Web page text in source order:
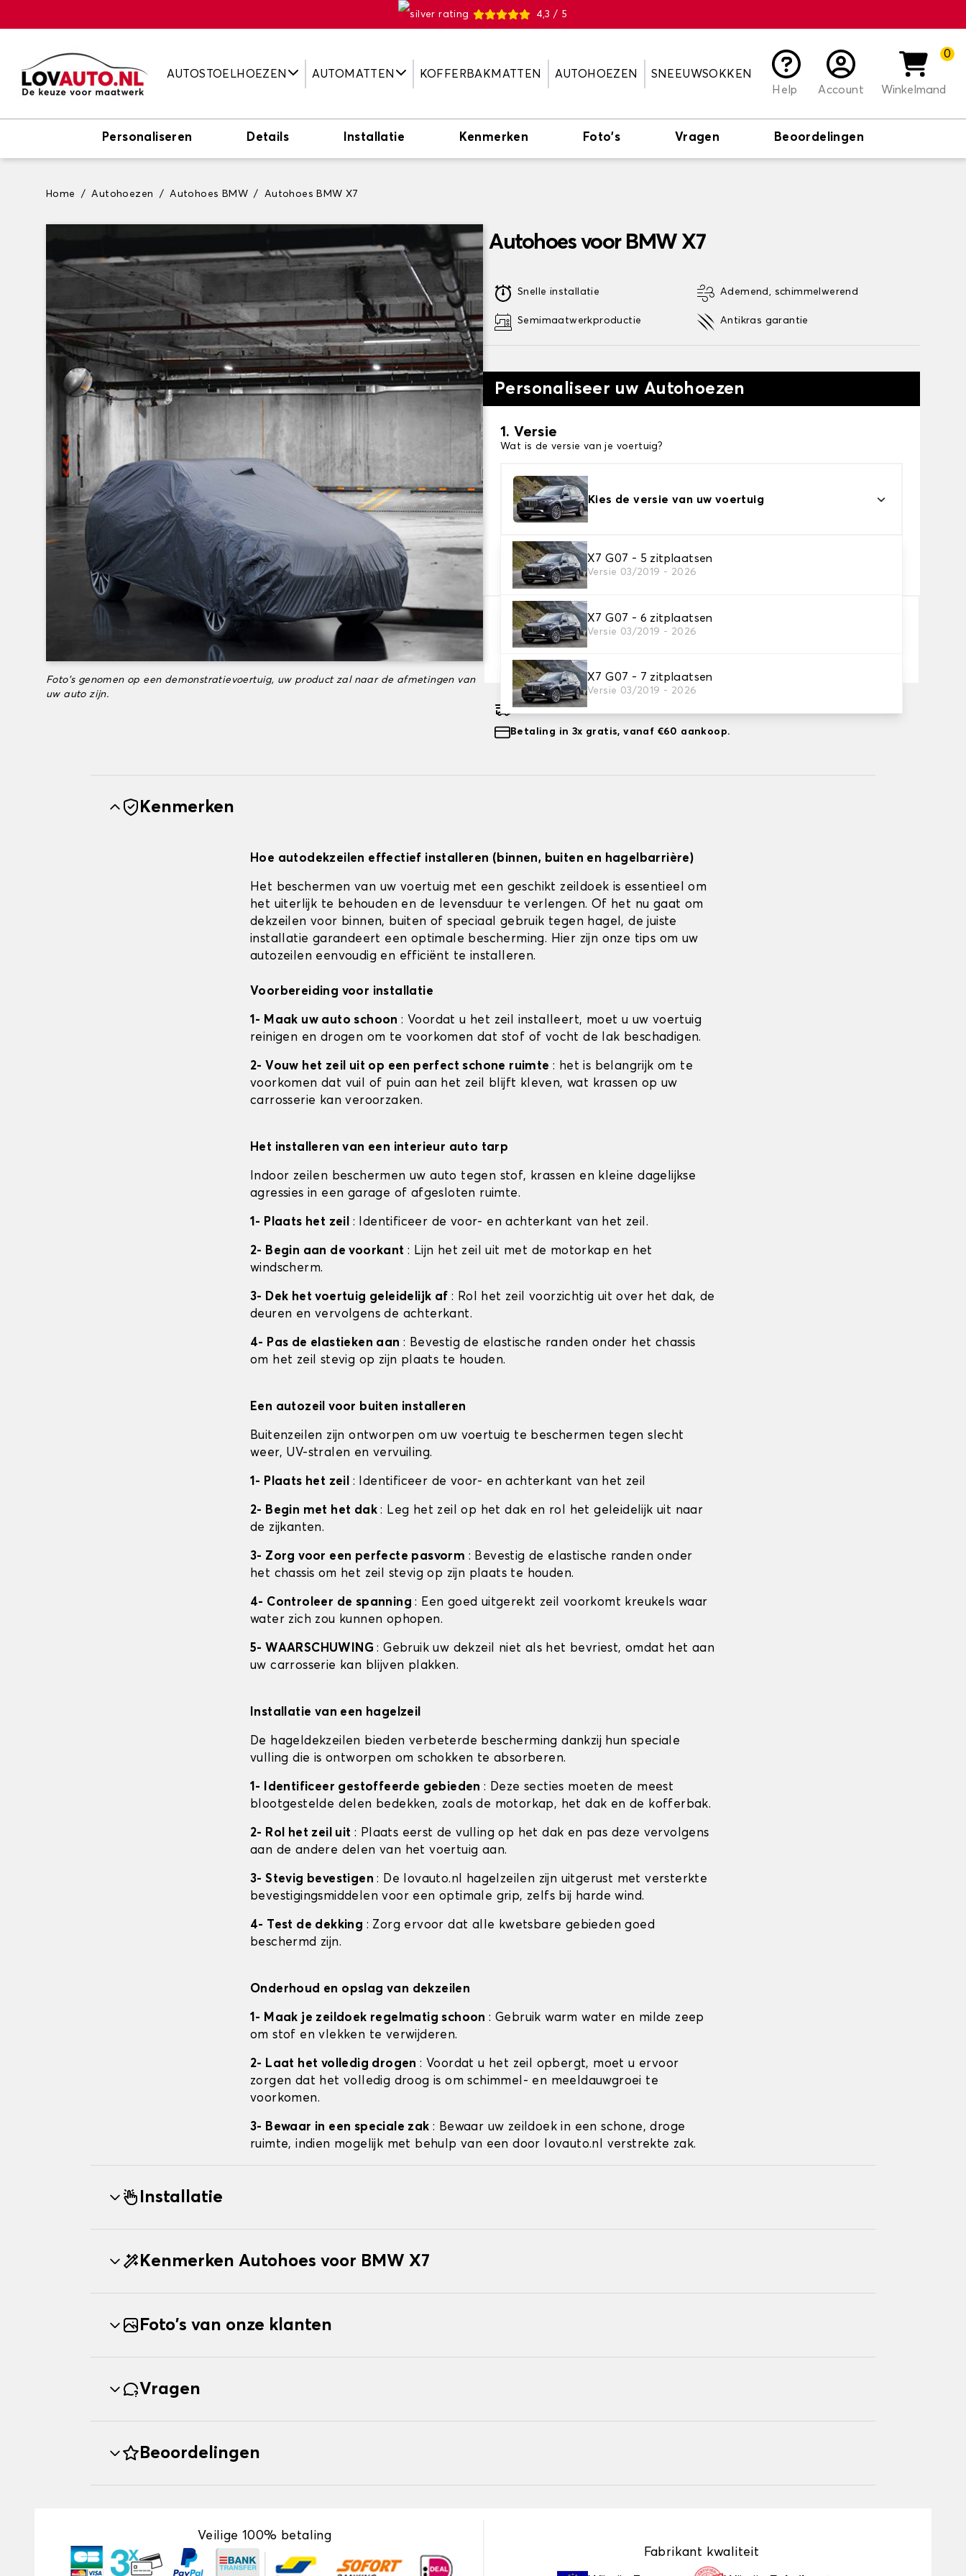
4,3 / 5
AUTOSTOELHOEZEN AUTOMATTEN KOFFERBAKMATTEN AUTOHOEZEN
SNEEUWSOKKEN
Help
Account
0
Winkelmand
Personaliseren Details Installatie Kenmerken Foto's Vragen Beoordelingen
Home Autohoezen Autohoes BMW Autohoes BMW X7
Foto's genomen op een demonstratievoertuig, uw product zal naar de afmetingen van
uw auto zijn.
Autohoes voor BMW X7
Snelle installatie
Semimaatwerkproductie
Ademend, schimmelwerend
Antikras garantie
Personaliseer uw Autohoezen
1. Versie
Wat is de versie van je voertuig?
Kies de versie van uw voertuig
X7 G07 - 5 zitplaatsen
Versie 03/2019 - 2026
X7 G07 - 6 zitplaatsen
Versie 03/2019 - 2026
X7 G07 - 7 zitplaatsen
Versie 03/2019 - 2026
2. Beschermingsniveau
Kies de juiste beschermhoes voor uw behoeftes
€ 78,64
Geschatte gratis levering naar 14-08-2026
Betaling in 3x gratis, vanaf €60 aankoop.
Kenmerken
Hoe autodekzeilen effectief installeren (binnen, buiten en hagelbarrière)
Het beschermen van uw voertuig met een geschikt zeildoek is essentieel om
het uiterlijk te behouden en de levensduur te verlengen. Of het nu gaat om
dekzeilen voor binnen, buiten of speciaal gebruik tegen hagel, de juiste
installatie garandeert een optimale bescherming. Hier zijn onze tips om uw
autozeilen eenvoudig en efficiënt te installeren.
Voorbereiding voor installatie
1- Maak uw auto schoon: Voordat u het zeil installeert, moet u uw voertuig
reinigen en drogen om te voorkomen dat stof of vocht de lak beschadigen.
2- Vouw het zeil uit op een perfect schone ruimte : het is belangrijk om te
voorkomen dat vuil of puin aan het zeil blijft kleven, wat krassen op uw
carrosserie kan veroorzaken.
Het installeren van een interieur auto tarp
Indoor zeilen beschermen uw auto tegen stof, krassen en kleine dagelijkse
agressies in een garage of afgesloten ruimte.
1- Plaats het zeil : Identificeer de voor- en achterkant van het zeil.
2- Begin aan de voorkant : Lijn het zeil uit met de motorkap en het
windscherm.
3- Dek het voertuig geleidelijk af : Rol het zeil voorzichtig uit over het dak, de
deuren en vervolgens de achterkant.
4- Pas de elastieken aan : Bevestig de elastische randen onder het chassis
om het zeil stevig op zijn plaats te houden.
Een autozeil voor buiten installeren
Buitenzeilen zijn ontworpen om uw voertuig te beschermen tegen slecht
weer, UV-stralen en vervuiling.
1- Plaats het zeil : Identificeer de voor- en achterkant van het zeil
2- Begin met het dak: Leg het zeil op het dak en rol het geleidelijk uit naar
de zijkanten.
3- Zorg voor een perfecte pasvorm : Bevestig de elastische randen onder
het chassis om het zeil stevig op zijn plaats te houden.
4- Controleer de spanning: Een goed uitgerekt zeil voorkomt kreukels waar
water zich zou kunnen ophopen.
5- WAARSCHUWING: Gebruik uw dekzeil niet als het bevriest, omdat het aan
uw carrosserie kan blijven plakken.
Installatie van een hagelzeil
De hageldekzeilen bieden verbeterde bescherming dankzij hun speciale
vulling die is ontworpen om schokken te absorberen.
1- Identificeer gestoffeerde gebieden: Deze secties moeten de meest
blootgestelde delen bedekken, zoals de motorkap, het dak en de kofferbak.
2- Rol het zeil uit : Plaats eerst de vulling op het dak en pas deze vervolgens
aan de andere delen van het voertuig aan.
3- Stevig bevestigen: De lovauto.nl hagelzeilen zijn uitgerust met versterkte
bevestigingsmiddelen voor een optimale grip, zelfs bij harde wind.
4- Test de dekking : Zorg ervoor dat alle kwetsbare gebieden goed
beschermd zijn.
Onderhoud en opslag van dekzeilen
1- Maak je zeildoek regelmatig schoon: Gebruik warm water en milde zeep
om stof en vlekken te verwijderen.
2- Laat het volledig drogen: Voordat u het zeil opbergt, moet u ervoor
zorgen dat het volledig droog is om schimmel- en meeldauwgroei te
voorkomen.
3- Bewaar in een speciale zak : Bewaar uw zeildoek in een schone, droge
ruimte, indien mogelijk met behulp van een door lovauto.nl verstrekte zak.
Installatie
Kenmerken Autohoes voor BMW X7
Foto's van onze klanten
Vragen
Beoordelingen
Veilige 100% betaling
Fabrikant kwaliteit